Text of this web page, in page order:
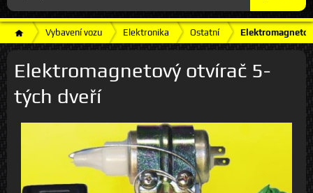
Vybavení vozu Elektronika Ostatní
Elektromagnetový otvírač 5-
tých dveří